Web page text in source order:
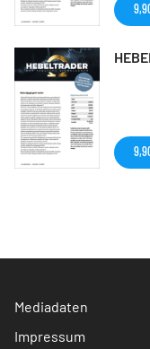
Mediadaten
Impressum